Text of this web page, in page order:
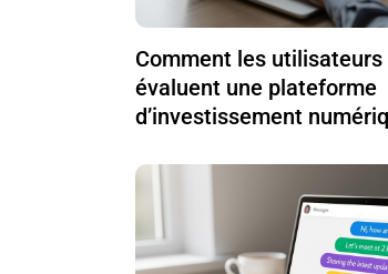
Comment les
évaluent une plateforme
d’investissement